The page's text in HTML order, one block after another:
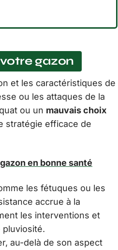
gazon
et les caractéristiques de
ou les attaques de la
ou un mauvais choix
stratégie efficace de
en bonne santé
les fétuques ou les
accrue à la
les interventions et
pluviosité.
au-delà de son aspect